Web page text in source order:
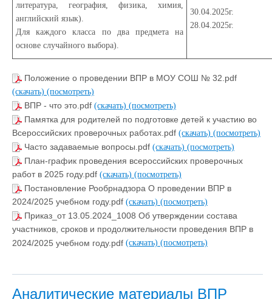
литература, география, физика, химия,
английский язык).
Для каждого класса по два предмета на
основе случайного выбора).
30.04.2025г.
28.04.2025г.
Положение о проведении ВПР в МОУ СОШ № 32.pdf
(скачать) (посмотреть)
ВПР - что это.pdf (скачать) (посмотреть)
Памятка для родителей по подготовке детей к участию во
Всероссийских проверочных работах.pdf (скачать) (посмотреть)
Часто задаваемые вопросы.pdf (скачать) (посмотреть)
План-график проведения всероссийских проверочных
работ в 2025 году.pdf (скачать) (посмотреть)
Постановление Рообрнадзора О проведении ВПР в
2024/2025 учебном году.pdf (скачать) (посмотреть)
Приказ_от 13.05.2024_1008 Об утверждении состава
участников, сроков и продолжительности проведения ВПР в
2024/2025 учебном году.pdf (скачать) (посмотреть)
Аналитические материалы ВПР